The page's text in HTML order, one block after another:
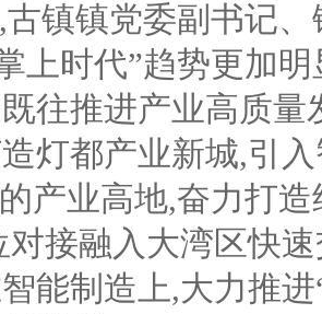
镇镇党委副书记
上时代”趋势更加
往推进产业高质
灯都产业新城,引
产业高地,奋力打
对接融入大湾区快
能制造上,大力推